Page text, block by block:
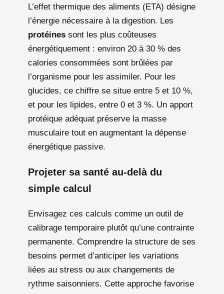
L’effet thermique des aliments (ETA) désigne
l’énergie nécessaire à la digestion. Les
protéines sont les plus coûteuses
énergétiquement : environ 20 à 30 % des
calories consommées sont brûlées par
l’organisme pour les assimiler. Pour les
glucides, ce chiffre se situe entre 5 et 10 %,
et pour les lipides, entre 0 et 3 %. Un apport
protéique adéquat préserve la masse
musculaire tout en augmentant la dépense
énergétique passive.
Projeter sa santé au-delà du
simple calcul
Envisagez ces calculs comme un outil de
calibrage temporaire plutôt qu’une contrainte
permanente. Comprendre la structure de ses
besoins permet d’anticiper les variations
liées au stress ou aux changements de
rythme saisonniers. Cette approche favorise